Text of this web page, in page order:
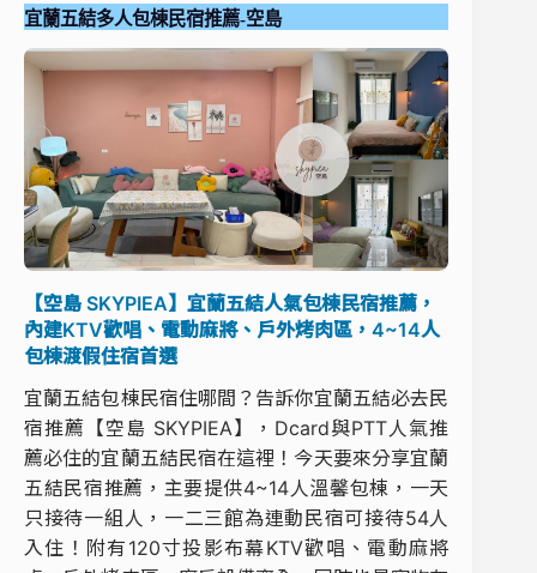
宜蘭五結多人包棟民宿推薦-空島
【空島 SKYPIEA】宜蘭五結人氣包棟民宿推薦，
內建KTV歡唱、電動麻將、戶外烤肉區，4~14人
包棟渡假住宿首選
宜蘭五結包棟民宿住哪間？告訴你宜蘭五結必去民
宿推薦【空島 SKYPIEA】，Dcard與PTT人氣推
薦必住的宜蘭五結民宿在這裡！今天要來分享宜蘭
五結民宿推薦，主要提供4~14人溫馨包棟，一天
只接待一組人，一二三館為連動民宿可接待54人
入住！附有120寸投影布幕KTV歡唱、電動麻將